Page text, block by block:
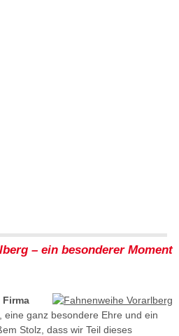
– ein besonderer Moment
Firma
, eine ganz besondere Ehre und ein
Stolz, dass wir Teil dieses